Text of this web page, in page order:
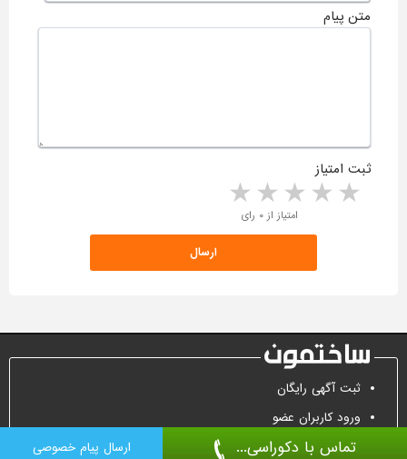
تماس با دکوراسی... ارسال پیام خصوصی
متن پیام
ثبت امتیاز
4 stars 3 stars 2 stars 1 star امتیاز از ۰ رای
ثبت آگهی رایگان
ورود کاربران عضو
تماس جهت تبلیغات